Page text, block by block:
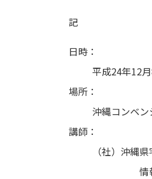
記
日時：
平成24年12
場所：
沖縄コンベン
講師：
（社）沖縄
情報啓